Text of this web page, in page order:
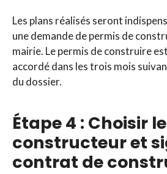
Les plans réalisés seront
une demande de permis de
mairie. Le permis de construire
accordé dans les trois mois
du dossier.
Étape 4 : Choisir le
constructeur et
contrat de